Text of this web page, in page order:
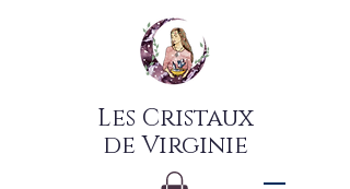
Les Cristaux
de Virginie